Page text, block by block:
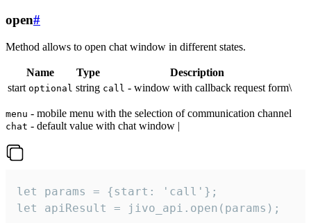
open#
Method allows to open chat window in different states.
Name Type
Description
start optional string call - window with callback request form\
menu - mobile menu with the selection of communication channel
chat - default value with chat window |
let params = {start: 'call'};
let apiResult = jivo_api.open(params);